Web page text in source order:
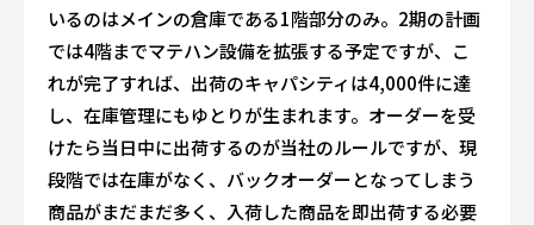
いるのはメインの倉庫である1階部分のみ。2期の計画
では4階までマテハン設備を拡張する予定ですが、こ
れが完了すれば、出荷のキャパシティは4,000件に達
し、在庫管理にもゆとりが生まれます。オーダーを受
けたら当日中に出荷するのが当社のルールですが、現
段階では在庫がなく、バックオーダーとなってしまう
商品がまだまだ多く、入荷した商品を即出荷する必要